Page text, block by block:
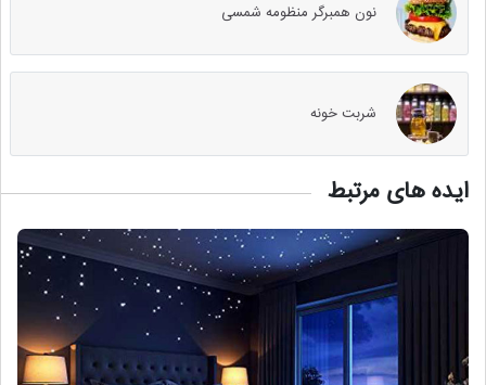
نون همبرگر منظومه شمسی
شربت خونه
ایده های مرتبط